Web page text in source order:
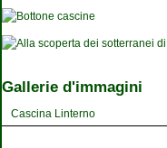
Gallerie d'immagini
Cascina Linterno